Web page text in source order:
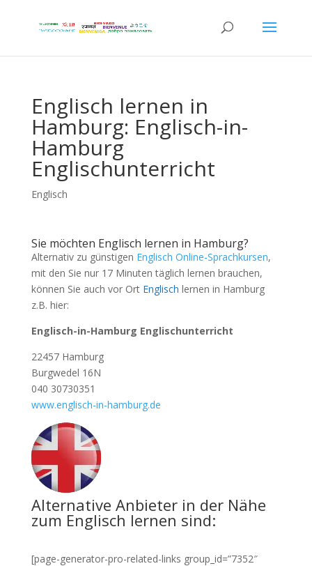
Englisch lernen in
Hamburg: Englisch-in-
Hamburg
Englischunterricht
Englisch
Sie möchten Englisch lernen in Hamburg?
Alternativ zu günstigen Englisch Online-Sprachkursen,
mit den Sie nur 17 Minuten täglich lernen brauchen,
können Sie auch vor Ort Englisch lernen in Hamburg
z.B. hier:
Englisch-in-Hamburg Englischunterricht
22457 Hamburg
Burgwedel 16N
040 30730351
www.englisch-in-hamburg.de
Alternative Anbieter in der Nähe
zum Englisch lernen sind:
[page-generator-pro-related-links group_id=”7352″